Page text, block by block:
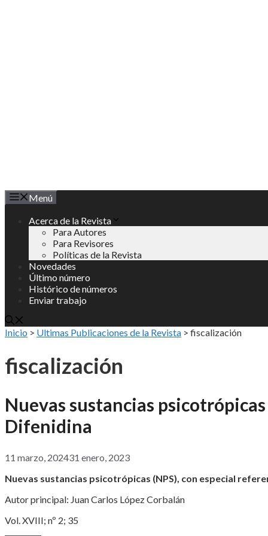
Menú
Acerca de la Revista
Para Autores
Para Revisores
Políticas de la Revista
Novedades
Último número
Histórico de números
Enviar trabajo
Inicio > Ultimas Publicaciones de la Revista > fiscalización
fiscalización
Nuevas sustancias
Difenidina
11 marzo, 202431 enero, 2023
Nuevas sustancias psicotrópicas (NPS), con especial
Autor principal: Juan Carlos López Corbalán
Vol. XVIII; nº 2; 35